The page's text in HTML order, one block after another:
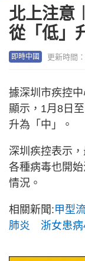
北上注意
從「低」
即時中國 更新時間
據深圳市疾控
顯示，1月8日
升為「中」。
深圳疾控表示
各種病毒也開
情況。
相關新聞:甲型
肺炎 浙女患病